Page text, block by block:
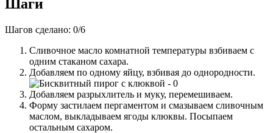
Шаги
Шагов сделано: 0/6
Сливочное масло комнатной температуры взбиваем с
одним стаканом сахара.
Добавляем по одному яйцу, взбивая до однородности.
Добавляем разрыхлитель и муку, перемешиваем.
Форму застилаем пергаментом и смазываем сливочным
маслом, выкладываем ягоды клюквы. Посыпаем
остальным сахаром.